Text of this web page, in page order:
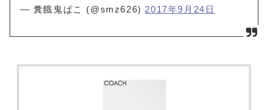
— 糞餓鬼ぱこ (@smz626) 2017年9月24日